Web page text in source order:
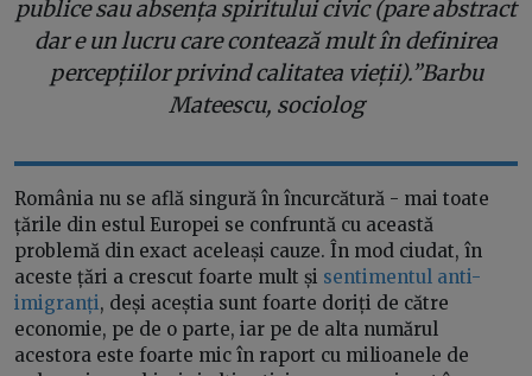
publice sau absența spiritului civic (pare abstract
dar e un lucru care contează mult în definirea
percepțiilor privind calitatea vieții).”Barbu
Mateescu, sociolog
România nu se află singură în încurcătură - mai toate
țările din estul Europei se confruntă cu această
problemă din exact aceleași cauze. În mod ciudat, în
aceste țări a crescut foarte mult și sentimentul anti-
imigranți, deși aceștia sunt foarte doriți de către
economie, pe de o parte, iar pe de alta numărul
acestora este foarte mic în raport cu milioanele de